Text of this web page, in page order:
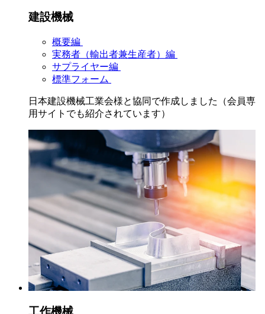
建設機械
概要編
実務者（輸出者兼生産者）編
サプライヤー編
標準フォーム
日本建設機械工業会様と協同で作成しました（会員専
用サイトでも紹介されています）
工作機械